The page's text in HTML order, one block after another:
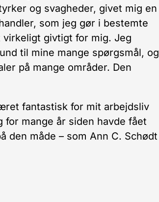
og svagheder, givet mig en
som jeg gør i bestemte
givtigt for mig. Jeg
til mine mange spørgsmål, og
på mange områder. Den
fantastisk for mit arbejdsliv
for mange år siden havde fået
den måde – som Ann C. Schødt